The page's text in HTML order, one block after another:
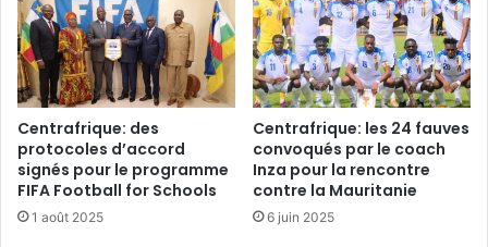
Centrafrique: des
protocoles d’accord
signés pour le programme
FIFA Football for Schools
1 août 2025
Centrafrique: les 24 fauves
convoqués par le coach
Inza pour la rencontre
contre la Mauritanie
6 juin 2025